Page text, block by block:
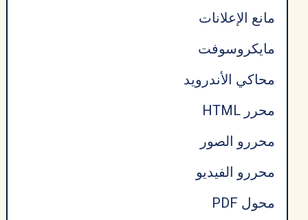
مانع الإعلانات
مايكروسوفت
محاكي الأندرويد
محرر HTML
محررو الصور
محررو الفيديو
محول PDF